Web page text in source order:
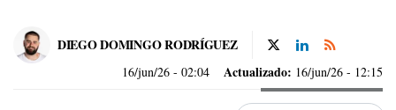
DIEGO DOMINGO RODRÍGUEZ
16/jun/26 - 02:04 Actualizado: 16/jun/26 - 12:15